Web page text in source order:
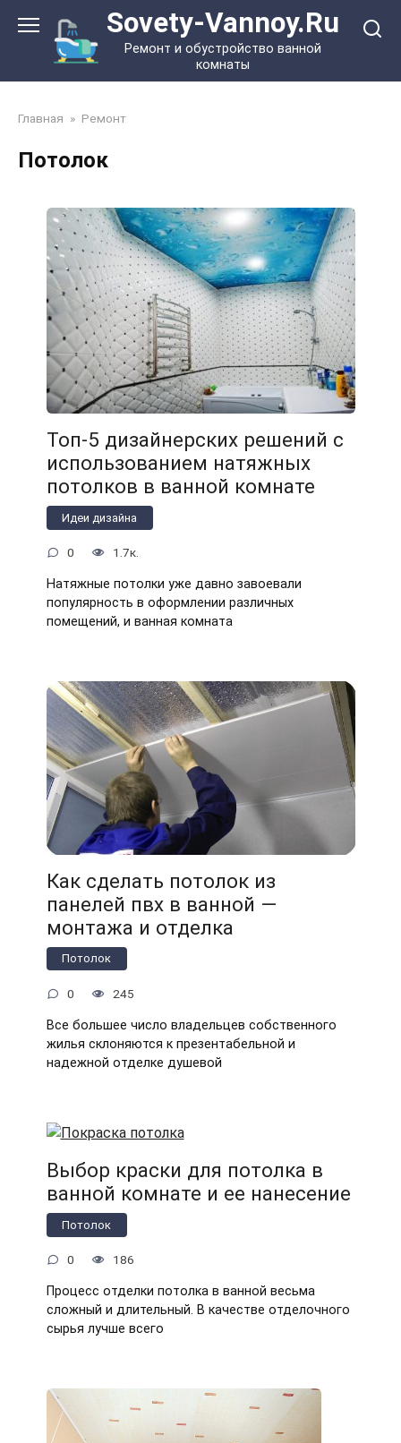
контенту
Sovety-Vannoy.Ru
Ремонт и обустройство ванной
комнаты
Главная » Ремонт
Потолок
Топ-5 дизайнерских решений с
использованием натяжных
потолков в ванной комнате
Идеи дизайна
0 1.7к.
Натяжные потолки уже давно завоевали
популярность в оформлении различных
помещений, и ванная комната
Как сделать потолок из
панелей пвх в ванной —
монтажа и отделка
Потолок
0 245
Все большее число владельцев собственного
жилья склоняются к презентабельной и
надежной отделке душевой
Выбор краски для потолка в
ванной комнате и ее нанесение
Потолок
0 186
Процесс отделки потолка в ванной весьма
сложный и длительный. В качестве отделочного
сырья лучше всего